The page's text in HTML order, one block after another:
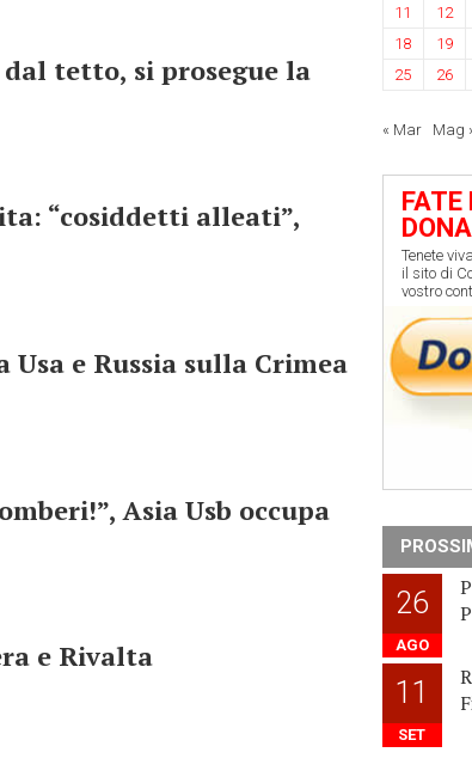
dal tetto, si prosegue la
“cosiddetti alleati”,
e Russia sulla Crimea
Asia Usb occupa
e Rivalta
11
12
18
19
25
26
« Mar Mag
Tenete
il sito di
vostro
26
AGO
11
SET